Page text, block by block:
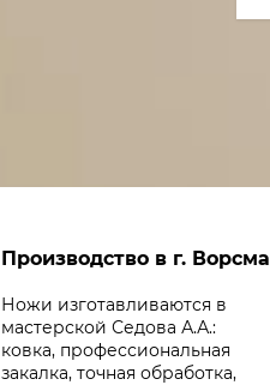
Производство в г. Ворсма
Ножи изготавливаются в
мастерской Седова А.А.:
ковка, профессиональная
закалка, точная обработка,